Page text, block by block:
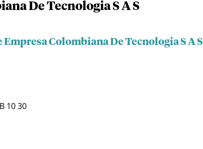
De Tecnologia S A S
Colombiana De Tecnologia S A S
10 30